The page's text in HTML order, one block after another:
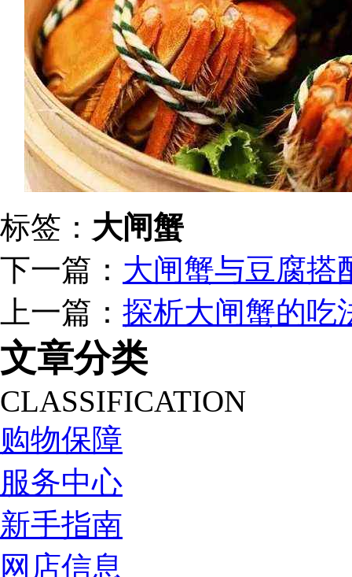
标签： 大闸蟹
下一篇： 大闸蟹与豆腐搭
上一篇： 探析大闸蟹的吃
文章分类
CLASSIFICATION
购物保障
服务中心
新手指南
网店信息